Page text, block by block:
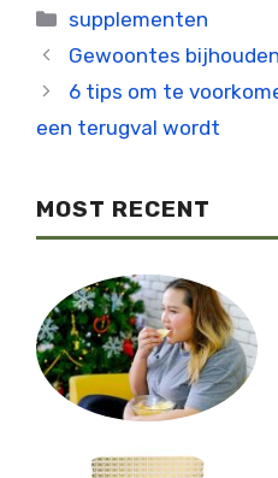
Categorieën
supplementen
Gewoontes
6 tips om te
een terugval wordt
MOST RECENT